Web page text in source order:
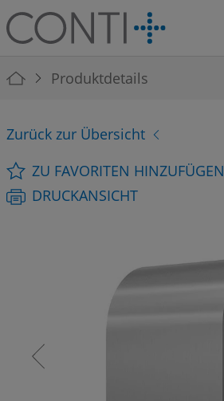
Skip to main navigation
Skip to main content
Skip to page footer
You are here:
Produktdetails
Zurück zur Übersicht
ZU FAVORITEN HINZUFÜGEN
DRUCKANSICHT